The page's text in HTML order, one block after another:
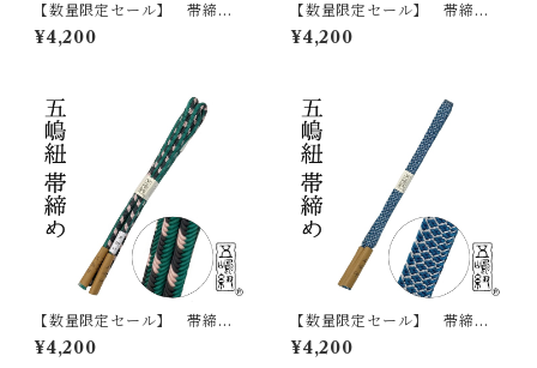
【数量限定セール】 帯締
め 五嶋紐 江戸組紐 帯
〆 おびじめ 正絹 日本
¥4,200
【数量限定セール】 帯締
め 五嶋紐 江戸組紐 帯
〆 おびじめ 正絹 日本
¥4,200
【数量限定セール】 帯締
め 五嶋紐 江戸組紐 帯
〆 おびじめ 正絹 日本
¥4,200
【数量限定セール】 帯締
め 五嶋紐 江戸組紐 帯
〆 おびじめ 正絹 日本
¥4,200